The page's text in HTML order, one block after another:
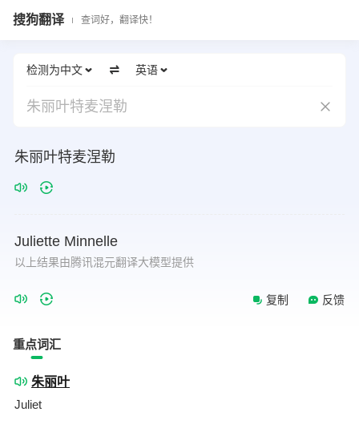
搜狗翻译 查词好，翻译快！
检测为中文 英语
朱丽叶特麦涅勒
朱丽叶特麦涅勒
Juliette Minnelle
以上结果由腾讯混元翻译大模型提供
复制 反馈
重点词汇
朱丽叶
Juliet